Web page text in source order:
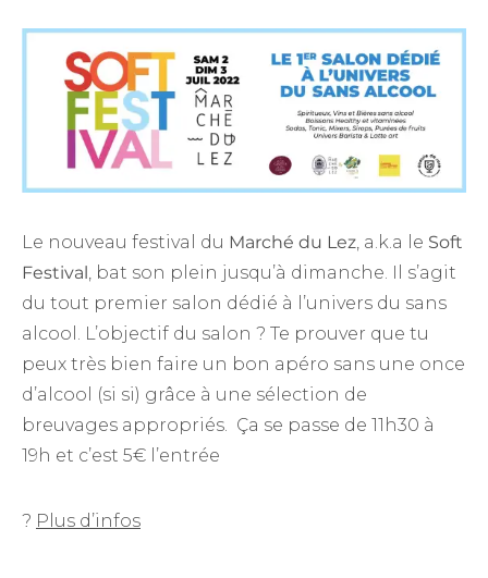
Le nouveau festival du Marché du Lez, a.k.a le Soft
Festival , bat son plein jusqu’à dimanche. Il s’agit
du tout premier salon dédié à l’univers du sans
alcool. L’objectif du salon ? Te prouver que tu
peux très bien faire un bon apéro sans une once
d’alcool (si si) grâce à une sélection de
breuvages appropriés. Ça se passe de 11h30 à
19h et c’est 5€ l’entrée
? Plus d’infos